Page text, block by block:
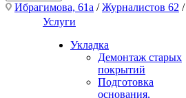
Ибрагимова, 61а /Журналистов 62 /
Услуги
Укладка
Демонтаж старых
покрытий
Подготовка
основания,